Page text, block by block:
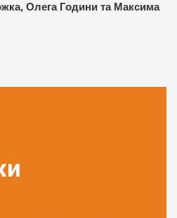
Олега Години та Максима